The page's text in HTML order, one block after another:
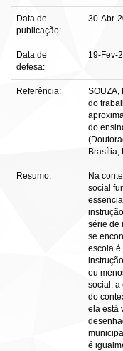
Data de
publicação:
30-Abr-
Data de
defesa:
19-Fev-
Referência:
SOUZA,
do
do
Brasília,
Resumo:
Na
social
série de
se
escola é
ou
social, a
do
ela está
é